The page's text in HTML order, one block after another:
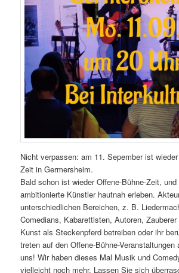
Nicht verpassen: am 11. Sepember ist
Zeit in Germersheim.
Bald schon ist wieder Offene-Bühne-Zeit,
ambitionierte Künstler hautnah erleben.
unterschiedlichen Bereichen, z. B.
Comedians, Kabarettisten, Autoren,
Kunst als Steckenpferd betreiben oder ihr
treten auf den Offene-Bühne-
uns! Wir haben dieses Mal Musik und
vielleicht noch mehr. Lassen Sie sich